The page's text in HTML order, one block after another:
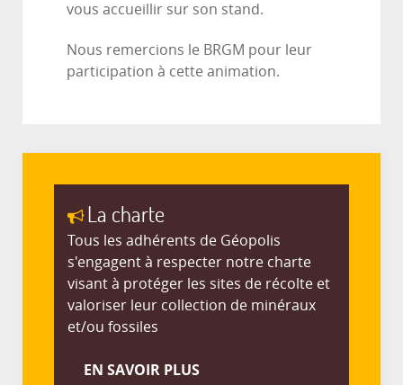
vous accueillir sur son stand.
Nous remercions le BRGM pour leur
participation à cette animation.
La charte
Tous les adhérents de Géopolis
s'engagent à respecter notre charte
visant à protéger les sites de récolte et
valoriser leur collection de minéraux
et/ou fossiles
EN SAVOIR PLUS